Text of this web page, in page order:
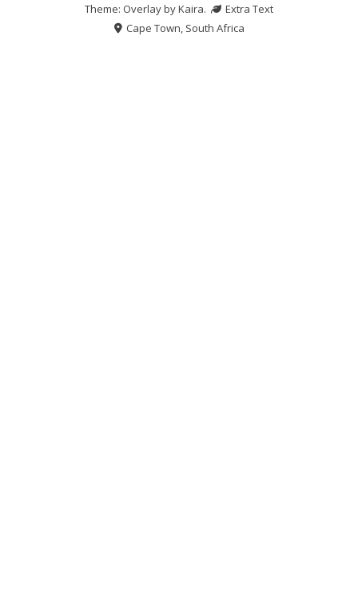
Theme: Overlay byKaira.
Extra Text
Cape Town, South Africa